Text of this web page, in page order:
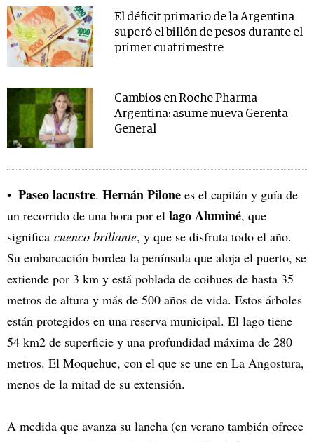
El déficit primario de la Argentina
superó el billón de pesos durante el
primer cuatrimestre
Cambios en Roche Pharma
Argentina: asume nueva Gerenta
General
Paseo lacustre. Hernán Pilone es el capitán y guía de
un recorrido de una hora por el lago Aluminé, que
significa cuenco brillante, y que se disfruta todo el año.
Su embarcación bordea la península que aloja el puerto, se
extiende por 3 km y está poblada de coihues de hasta 35
metros de altura y más de 500 años de vida. Estos árboles
están protegidos en una reserva municipal. El lago tiene
54 km2 de superficie y una profundidad máxima de 280
metros. El Moquehue, con el que se une en La Angostura,
menos de la mitad de su extensión.
A medida que avanza su lancha (en verano también ofrece